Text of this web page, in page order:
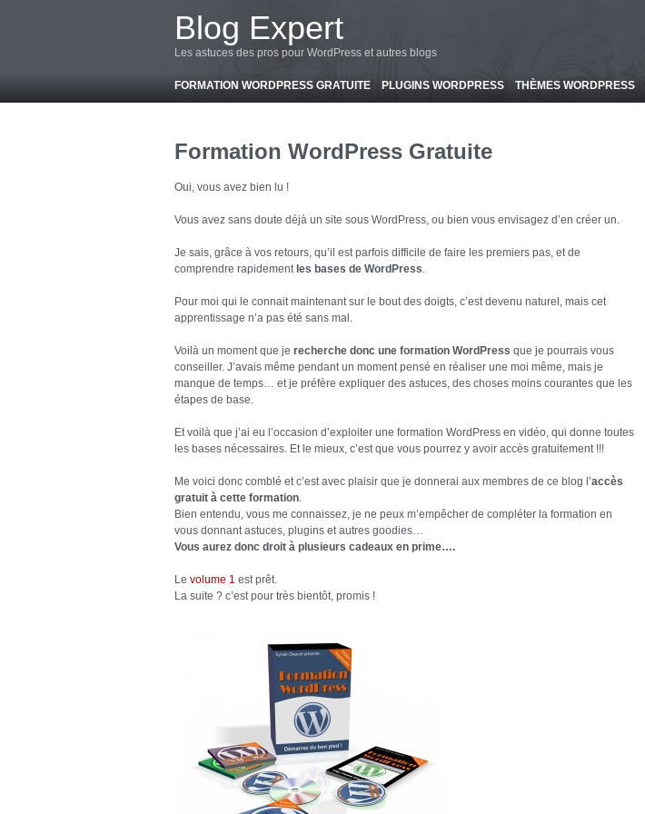
Blog Expert
Les astuces des pros pour WordPress et autres blogs
FORMATION WORDPRESS GRATUITE PLUGINS WORDPRESS THÈMES WORDPRESS
Formation WordPress Gratuite
Oui, vous avez bien lu !
Vous avez sans doute déjà un site sous WordPress, ou bien vous envisagez d’en créer un.
Je sais, grâce à vos retours, qu’il est parfois difficile de faire les premiers pas, et de
comprendre rapidement les bases de WordPress.
Pour moi qui le connait maintenant sur le bout des doigts, c’est devenu naturel, mais cet
apprentissage n’a pas été sans mal.
Voilà un moment que je recherche donc une formation WordPress que je pourrais vous
conseiller. J’avais même pendant un moment pensé en réaliser une moi même, mais je
manque de temps… et je préfère expliquer des astuces, des choses moins courantes que les
étapes de base.
Et voilà que j’ai eu l’occasion d’exploiter une formation WordPress en vidéo, qui donne toutes
les bases nécessaires. Et le mieux, c’est que vous pourrez y avoir accès gratuitement !!!
Me voici donc comblé et c’est avec plaisir que je donnerai aux membres de ce blog l’accès
gratuit à cette formation.
Bien entendu, vous me connaissez, je ne peux m’empêcher de compléter la formation en
vous donnant astuces, plugins et autres goodies…
Vous aurez donc droit à plusieurs cadeaux en prime….
Le volume 1 est prêt.
La suite ? c’est pour très bientôt, promis !